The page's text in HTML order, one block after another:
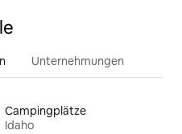
Unternehmungen
Campingplätze
Idaho